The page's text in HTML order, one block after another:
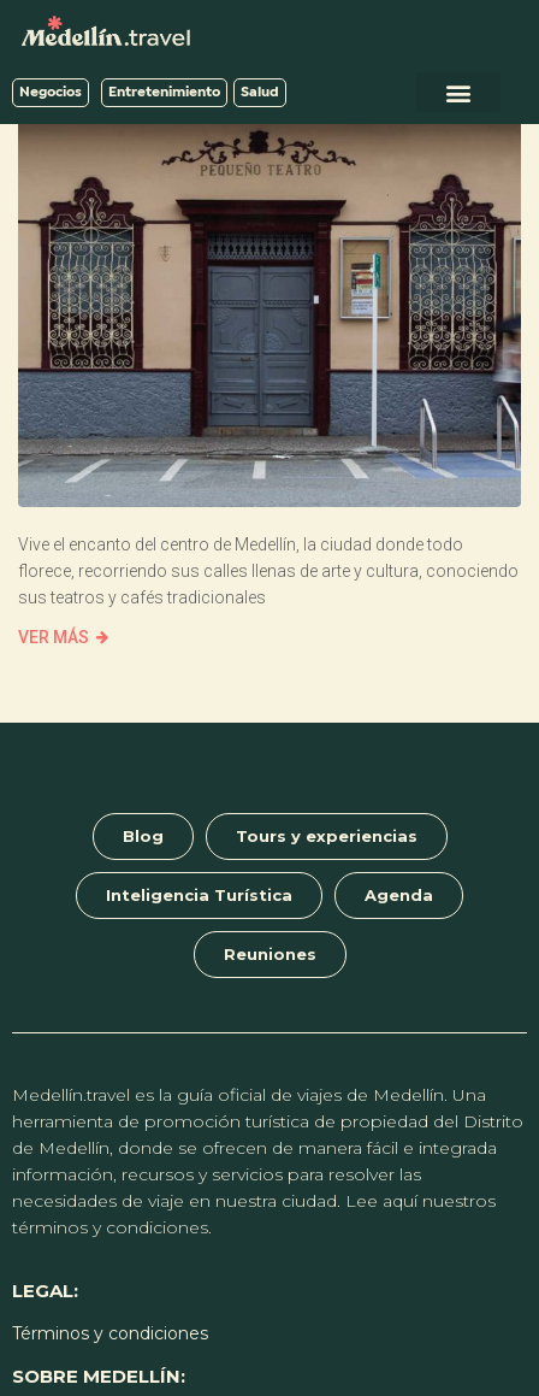
Negocios Entretenimiento Salud
Vive el encanto del centro de Medellín, la ciudad donde todo
florece, recorriendo sus calles llenas de arte y cultura, conociendo
sus teatros y cafés tradicionales
VER MÁS
Blog Tours y experiencias
Inteligencia Turística Agenda
Reuniones
Medellín.travel es la guía oficial de viajes de Medellín. Una
herramienta de promoción turística de propiedad del Distrito
de Medellín, donde se ofrecen de manera fácil e integrada
información, recursos y servicios para resolver las
necesidades de viaje en nuestra ciudad. Lee aquí nuestros
términos y condiciones.
LEGAL:
Términos y condiciones
SOBRE MEDELLÍN: